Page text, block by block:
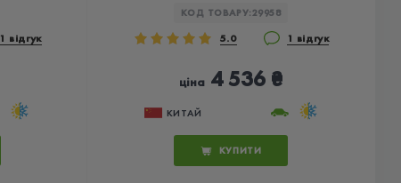
1 відгук
КОД ТОВАРУ:29958
5.0 1 відгук
ціна 4 536 ₴
КИТАЙ
КУПИТИ